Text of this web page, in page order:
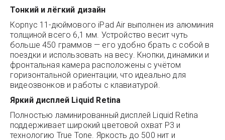
Тонкий и лёгкий дизайн
Корпус 11-дюймового iPad Air выполнен из алюминия
толщиной всего 6,1 мм. Устройство весит чуть
больше 450 граммов — его удобно брать с собой в
поездки и использовать на весу. Кнопки, динамики и
фронтальная камера расположены с учётом
горизонтальной ориентации, что идеально для
видеозвонков и работы с клавиатурой.
Яркий дисплей Liquid Retina
Полностью ламинированный дисплей Liquid Retina
поддерживает широкий цветовой охват P3 и
технологию True Tone. Яркость до 500 нит и